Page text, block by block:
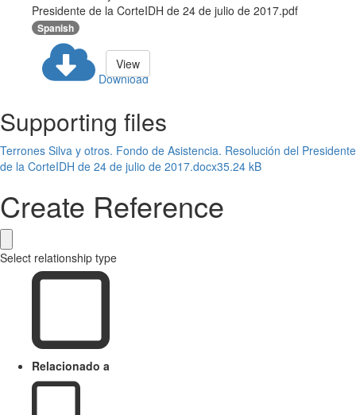
Presidente de la CorteIDH de 24 de julio de 2017.pdf
Spanish
Download
View
Supporting files
Terrones Silva y otros. Fondo de Asistencia. Resolución del Presidente
de la CorteIDH de 24 de julio de 2017.docx35.24 kB
Create Reference
Select relationship type
Relacionado a